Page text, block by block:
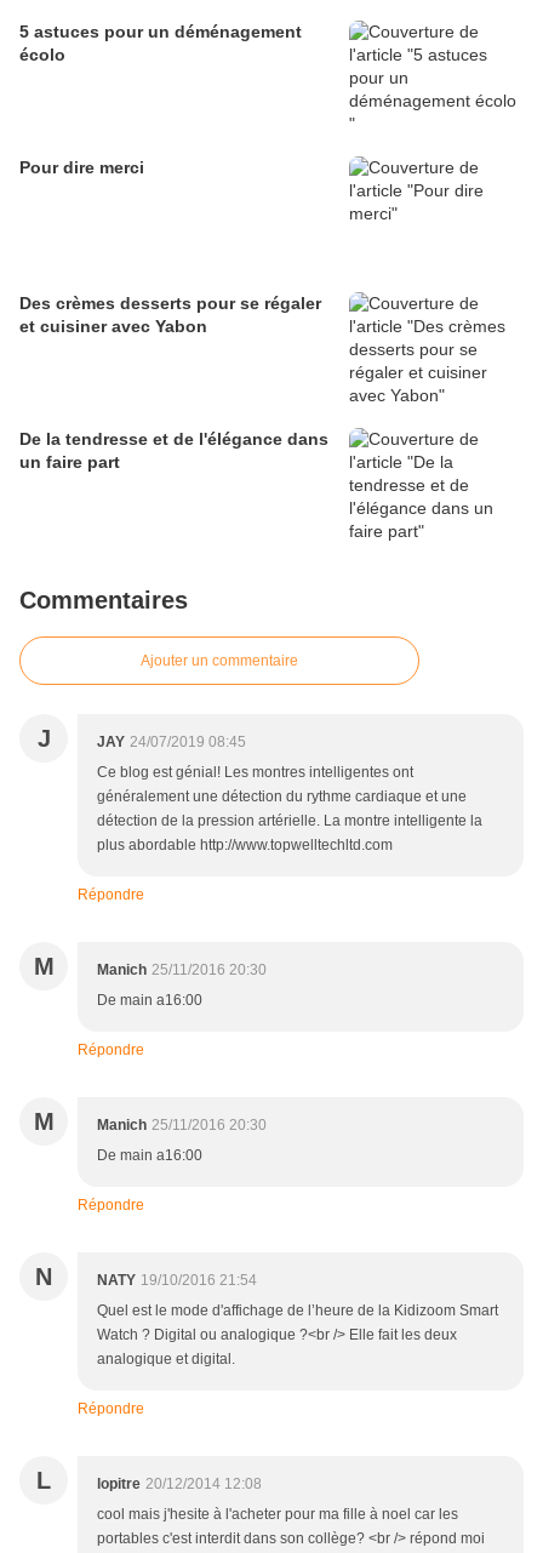
5 astuces pour un déménagement
écolo
Pour dire merci
Des crèmes desserts pour se régaler
et cuisiner avec Yabon
De la tendresse et de l'élégance dans
un faire part
Commentaires
Ajouter un commentaire
J JAY 24/07/2019 08:45
Ce blog est génial! Les montres intelligentes ont
généralement une détection du rythme cardiaque et une
détection de la pression artérielle. La montre intelligente la
plus abordable http://www.topwelltechltd.com
Répondre
M Manich 25/11/2016 20:30
De main a16:00
Répondre
M Manich 25/11/2016 20:30
De main a16:00
Répondre
N NATY 19/10/2016 21:54
Quel est le mode d'affichage de l’heure de la Kidizoom Smart
Watch ? Digital ou analogique ?<br /> Elle fait les deux
analogique et digital.
Répondre
L lopitre 20/12/2014 12:08
cool mais j'hesite à l'acheter pour ma fille à noel car les
portables c'est interdit dans son collège? <br /> répond moi